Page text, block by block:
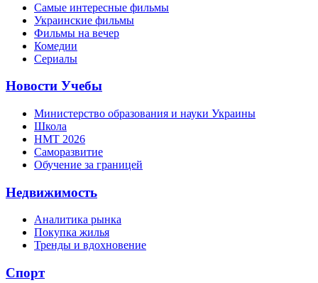
Самые интересные фильмы
Украинские фильмы
Фильмы на вечер
Комедии
Сериалы
Новости Учебы
Министерство образования и науки Украины
Школа
НМТ 2026
Саморазвитие
Обучение за границей
Недвижимость
Аналитика рынка
Покупка жилья
Тренды и вдохновение
Спорт